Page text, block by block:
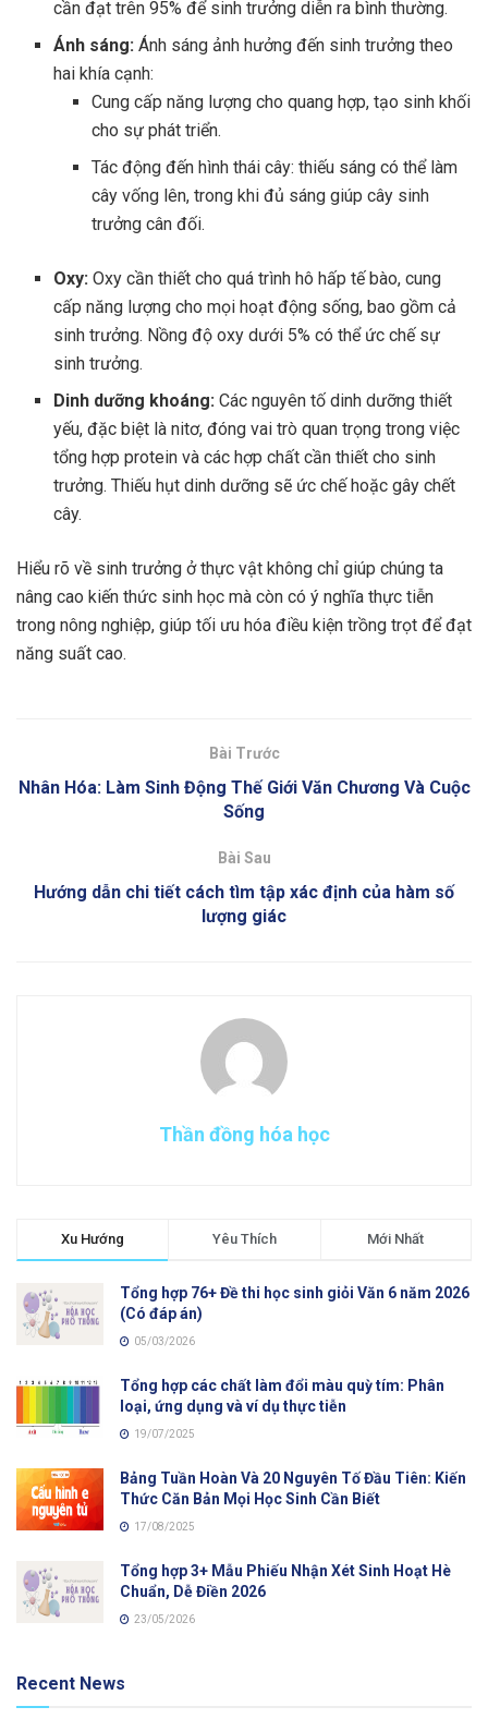
cần đạt trên 95% để sinh trưởng diễn ra bình thường.
Ánh sáng: Ánh sáng ảnh hưởng đến sinh trưởng theo
hai khía cạnh:
Cung cấp năng lượng cho quang hợp, tạo sinh khối
cho sự phát triển.
Tác động đến hình thái cây: thiếu sáng có thể làm
cây vống lên, trong khi đủ sáng giúp cây sinh
trưởng cân đối.
Oxy: Oxy cần thiết cho quá trình hô hấp tế bào, cung
cấp năng lượng cho mọi hoạt động sống, bao gồm cả
sinh trưởng. Nồng độ oxy dưới 5% có thể ức chế sự
sinh trưởng.
Dinh dưỡng khoáng: Các nguyên tố dinh dưỡng thiết
yếu, đặc biệt là nitơ, đóng vai trò quan trọng trong việc
tổng hợp protein và các hợp chất cần thiết cho sinh
trưởng. Thiếu hụt dinh dưỡng sẽ ức chế hoặc gây chết
cây.
Hiểu rõ về sinh trưởng ở thực vật không chỉ giúp chúng ta
nâng cao kiến thức sinh học mà còn có ý nghĩa thực tiễn
trong nông nghiệp, giúp tối ưu hóa điều kiện trồng trọt để đạt
năng suất cao.
Bài Trước
Nhân Hóa: Làm Sinh Động Thế Giới Văn Chương Và Cuộc
Sống
Bài Sau
Hướng dẫn chi tiết cách tìm tập xác định của hàm số
lượng giác
Thần đồng hóa học
Xu Hướng Yêu Thích Mới Nhất
Tổng hợp 76+ Đề thi học sinh giỏi Văn 6 năm 2026
(Có đáp án)
05/03/2026
Tổng hợp các chất làm đổi màu quỳ tím: Phân
loại, ứng dụng và ví dụ thực tiễn
19/07/2025
Bảng Tuần Hoàn Và 20 Nguyên Tố Đầu Tiên: Kiến
Thức Căn Bản Mọi Học Sinh Cần Biết
17/08/2025
Tổng hợp 3+ Mẫu Phiếu Nhận Xét Sinh Hoạt Hè
Chuẩn, Dễ Điền 2026
23/05/2026
Recent News